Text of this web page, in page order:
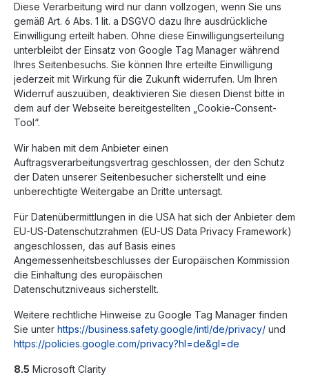
Diese Verarbeitung wird nur dann vollzogen, wenn Sie uns
gemäß Art. 6 Abs. 1 lit. a DSGVO dazu Ihre ausdrückliche
Einwilligung erteilt haben. Ohne diese Einwilligungserteilung
unterbleibt der Einsatz von Google Tag Manager während
Ihres Seitenbesuchs. Sie können Ihre erteilte Einwilligung
jederzeit mit Wirkung für die Zukunft widerrufen. Um Ihren
Widerruf auszuüben, deaktivieren Sie diesen Dienst bitte in
dem auf der Webseite bereitgestellten „Cookie-Consent-
Tool“.
Wir haben mit dem Anbieter einen
Auftragsverarbeitungsvertrag geschlossen, der den Schutz
der Daten unserer Seitenbesucher sicherstellt und eine
unberechtigte Weitergabe an Dritte untersagt.
Für Datenübermittlungen in die USA hat sich der Anbieter dem
EU-US-Datenschutzrahmen (EU-US Data Privacy Framework)
angeschlossen, das auf Basis eines
Angemessenheitsbeschlusses der Europäischen Kommission
die Einhaltung des europäischen
Datenschutzniveaus sicherstellt.
Weitere rechtliche Hinweise zu Google Tag Manager finden
Sie unter https://business.safety.google/intl/de/privacy/ und
https://policies.google.com/privacy?hl=de&gl=de
8.5 Microsoft Clarity